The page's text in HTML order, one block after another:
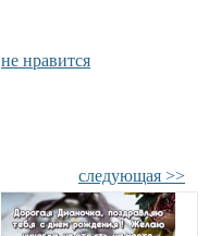
не нравится
следующая >>